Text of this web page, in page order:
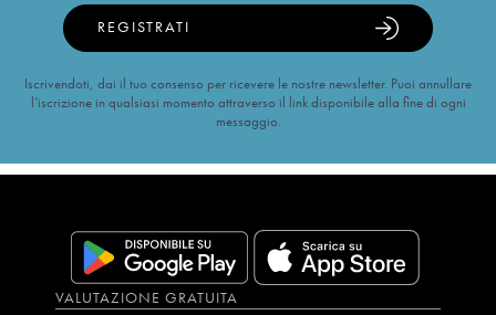
REGISTRATI
Iscrivendoti, dai il tuo consenso per ricevere le nostre newsletter. Puoi annullare
l’iscrizione in qualsiasi momento attraverso il link disponibile alla fine di ogni
messaggio.
VALUTAZIONE GRATUITA